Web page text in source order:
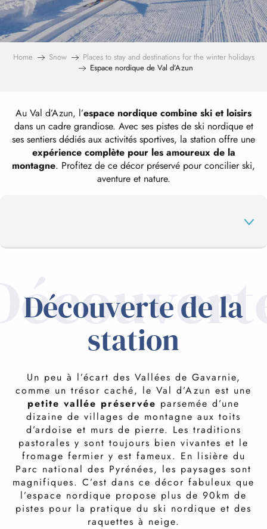
Home Snow
Places to stay and destinations for the winter holidays
Espace nordique de Val d’Azun
Au Val d’Azun, l’espace nordique combine ski et loisirs
dans un cadre grandiose. Avec ses pistes de ski nordique et
ses sentiers dédiés aux activités sportives, la station offre une
expérience complète pour les amoureux de la
montagne. Profitez de ce décor préservé pour concilier ski,
aventure et nature.
VOTRE SÉJOUR
LES ACTIVITÉS
FAQ
Découverte de la
station
Un peu à l’écart des Vallées de Gavarnie,
comme un trésor caché, le Val d’Azun est une
petite vallée préservée parsemée d’une
dizaine de villages de montagne aux toits
d’ardoise et murs de pierre. Les traditions
pastorales y sont toujours bien vivantes et le
fromage fermier y est fameux. En lisière du
Parc national des Pyrénées, les paysages sont
magnifiques. C’est dans ce décor fabuleux que
l’espace nordique propose plus de 90km de
pistes pour la pratique du ski nordique et des
raquettes à neige.
SKIER EN LIBERTÉ
glisse à gogo
Au Val d’Azun, ce sont près de 100 km de pistesde
ski nordique qui vous attendent pour savourer la neige
et découvrir des paysages… intimistes en forêt, avec
une vue à couper le souffle sur les crêtes.